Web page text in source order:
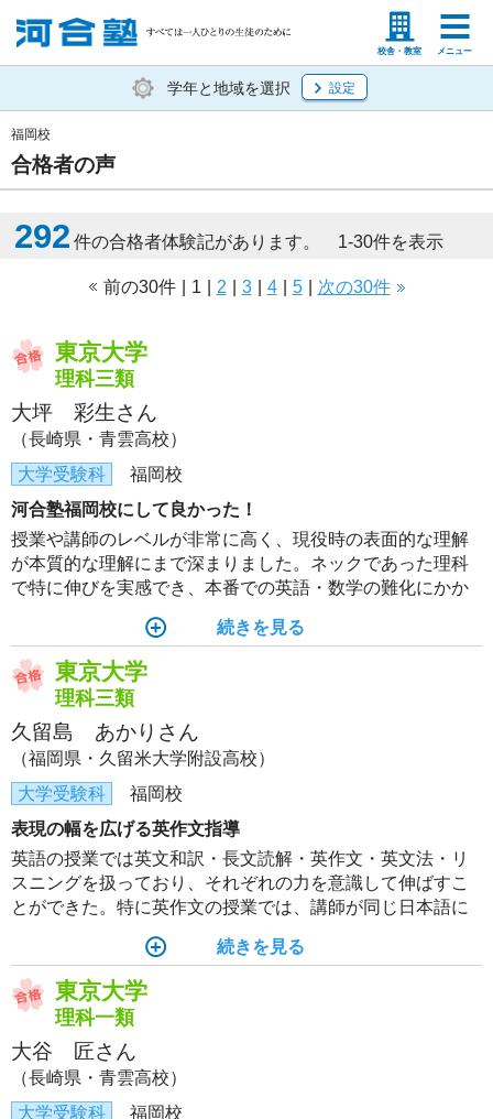
校舎・教室 メニュー
塾生の方 高等学校の先生
学年と地域を選択 設定
合格者の声
福岡校
292 件の合格者体験記があります。 1-30件を表示
前の30件 1 2 3 4 5 次の30件
東京大学
理科三類
大坪 彩生さん
（長崎県・青雲高校）
大学受験科
福岡校
河合塾福岡校にして良かった！
授業や講師のレベルが非常に高く、現役時の表面的な理解
が本質的な理解にまで深まりました。ネックであった理科
で特に伸びを実感でき、本番での英語・数学の難化にかか
また、チューターや講師が気遣ってくださり、メンタル面
でも支えられました。本当にありがとうございました！
続きを見る
東京大学
理科三類
久留島 あかりさん
（福岡県・久留米大学附設高校）
大学受験科
福岡校
表現の幅を広げる英作文指導
英語の授業では英文和訳・長文読解・英作文・英文法・リ
スニングを扱っており、それぞれの力を意識して伸ばすこ
とができた。特に英作文の授業では、講師が同じ日本語に
広がった。また、何度も添削してもらうことができて、誤
りを具体的に直し、自然な表現を知ることができた。
続きを見る
東京大学
理科一類
大谷 匠さん
（長崎県・青雲高校）
大学受験科
福岡校